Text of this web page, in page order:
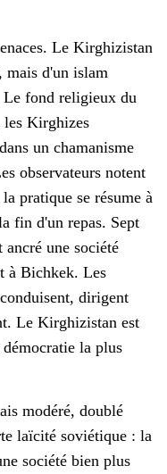
Le Kirghizistan
mais d'un islam
Le fond religieux du
les Kirghizes
un chamanisme
observateurs notent
pratique se résume à
fin d'un repas. Sept
une société
à Bichkek. Les
dirigent
Le Kirghizistan est
la plus
modéré, doublé
laïcité soviétique : la
société bien plus